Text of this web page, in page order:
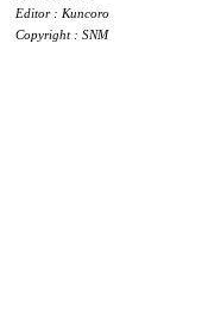
Editor : Kuncoro
Copyright : SNM